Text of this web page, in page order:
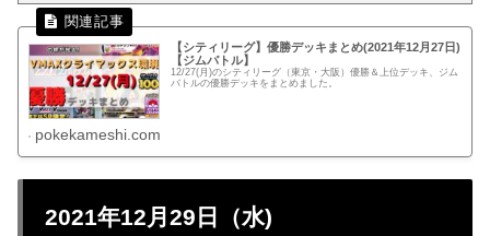
【シティリーグ】優勝デッキまとめ(2021年12月27日)
【ジムバトル】
12/27(月)のシティリーグ（東京・大阪）優勝＆上位デッキ、ジム
バトルの優勝デッキをまとめました。
pokekameshi.com
2021年12月29日（水)